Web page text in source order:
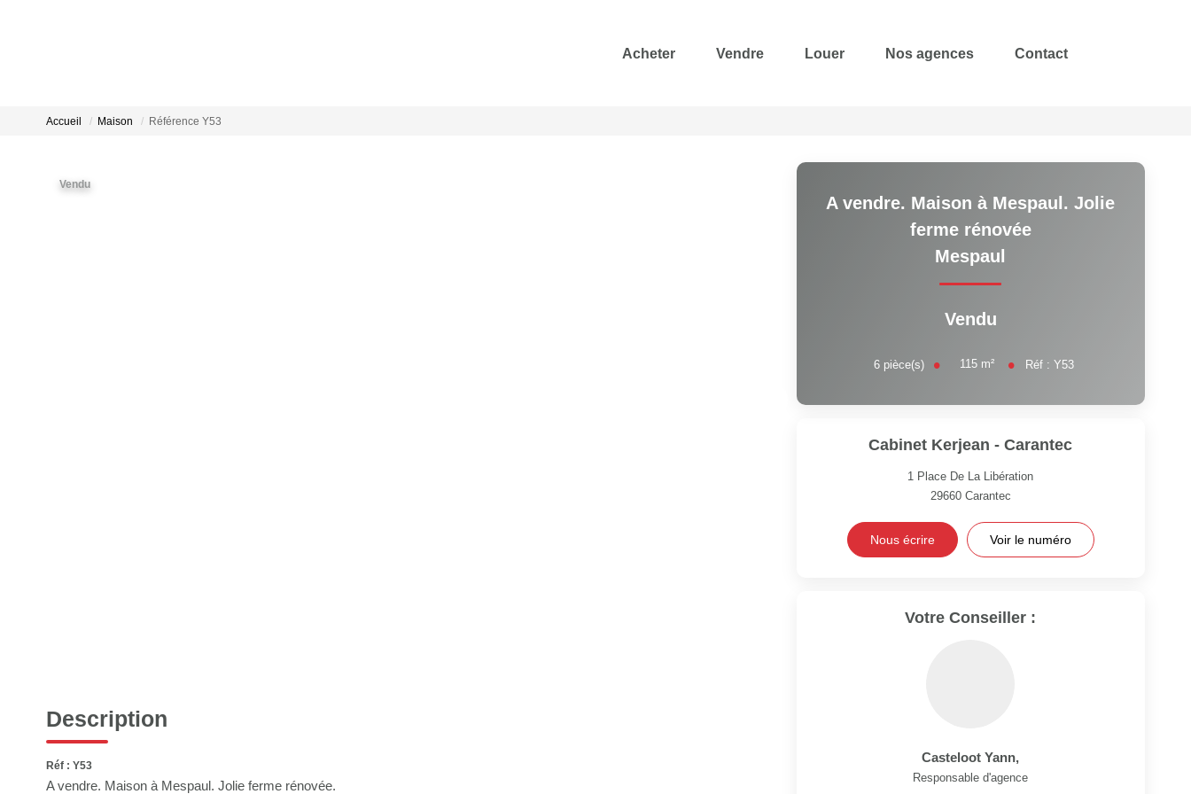
Acheter Vendre Louer Nos agences Contact
Accueil Maison Référence Y53
Vendu
Description
Réf : Y53
A vendre. Maison à Mespaul. Jolie ferme rénovée.
A vendre. Maison à Mespaul. Jolie
ferme rénovée
Mespaul
Vendu
6 pièce(s) 115m² Réf : Y53
Cabinet Kerjean - Carantec
1 Place De La Libération
29660 Carantec
Nous écrire Voir le numéro
Votre Conseiller :
Casteloot Yann
Responsable d'agence